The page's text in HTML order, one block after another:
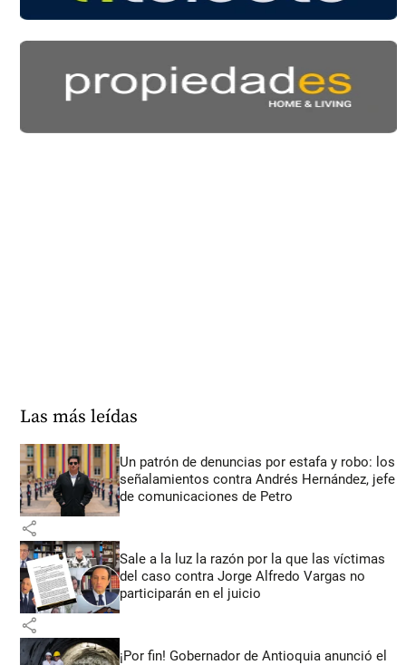
Las más leídas
Un patrón de denuncias por estafa y robo: los
señalamientos contra Andrés Hernández, jefe
de comunicaciones de Petro
share
Sale a la luz la razón por la que las víctimas
del caso contra Jorge Alfredo Vargas no
participarán en el juicio
share
¡Por fin! Gobernador de Antioquia anunció el